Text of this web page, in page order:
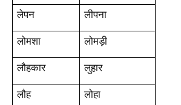
लेपन लीपना
लोमशा लोमड़ी
लौहकार लुहार
लौह लोहा